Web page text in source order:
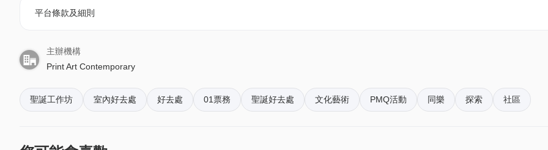
兩場工作坊，與大小朋友一同創作立體紙雕！他亦將於分享會中，分享他以光影配合紙藝創作的心得，以及是次參展的
雕，並配合燈光運用，照亮每一個日常空間！
*關於導師劉銘鏗，立體書故事劇場創作人、紙藝藝術家及資深劇場燈光設計師。二十年來創作多個揉合立體紙藝及劇
「立體書故事劇場」作品。2024年憑香港話劇團《從金鐘到莫斯科》獲香港舞台劇獎最佳燈光設計。此外，先後於
4. 我預訂了活動，但還沒收到確認電郵，該怎樣辦？
5. 下單後，我可以修改訂單或申請退款嗎？
訂單確認後，不設修改及退款，如需更多協助，請電郵到 01space@hk01.com。
6. 如何賺取及使用 01 積分？
平台條款及細則
主辦機構
Print Art Contemporary
聖誕工作坊 室內好去處 好去處 01票務 聖誕好去處 文化藝術 PMQ活動 同樂 探索 社區